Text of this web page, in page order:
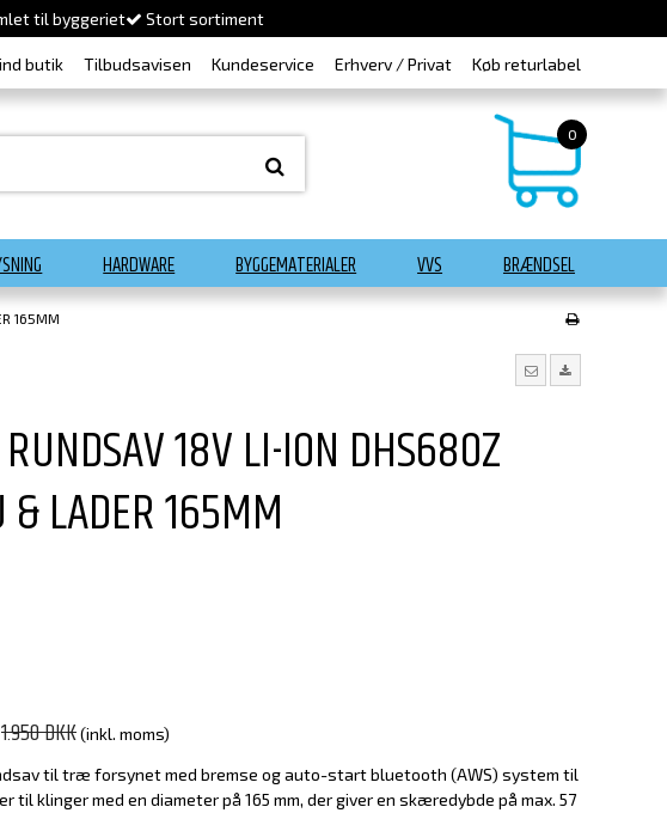
til byggeriet Stort sortiment
butik Tilbudsavisen Kundeservice Erhverv / Privat Køb returlabel
0
HARDWARE BYGGEMATERIALER VVS BRÆNDSEL
165MM
18V LI-ION DHS680Z
LADER 165MM
1.950 DKK(inkl. moms)
til træ forsynet med bremse og auto-start bluetooth (AWS) system til
til klinger med en diameter på 165 mm, der giver en skæredybde på max. 57